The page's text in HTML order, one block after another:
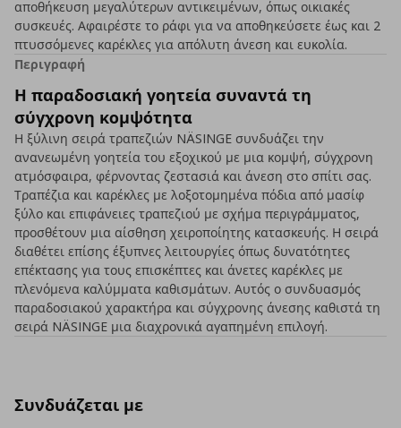
αποθήκευση μεγαλύτερων αντικειμένων, όπως οικιακές
συσκευές. Αφαιρέστε το ράφι για να αποθηκεύσετε έως και 2
πτυσσόμενες καρέκλες για απόλυτη άνεση και ευκολία.
Περιγραφή
Η παραδοσιακή γοητεία συναντά τη
σύγχρονη κομψότητα
Η ξύλινη σειρά τραπεζιών NÄSINGE συνδυάζει την
ανανεωμένη γοητεία του εξοχικού με μια κομψή, σύγχρονη
ατμόσφαιρα, φέρνοντας ζεστασιά και άνεση στο σπίτι σας.
Τραπέζια και καρέκλες με λοξοτομημένα πόδια από μασίφ
ξύλο και επιφάνειες τραπεζιού με σχήμα περιγράμματος,
προσθέτουν μια αίσθηση χειροποίητης κατασκευής. Η σειρά
διαθέτει επίσης έξυπνες λειτουργίες όπως δυνατότητες
επέκτασης για τους επισκέπτες και άνετες καρέκλες με
πλενόμενα καλύμματα καθισμάτων. Αυτός ο συνδυασμός
παραδοσιακού χαρακτήρα και σύγχρονης άνεσης καθιστά τη
σειρά NÄSINGE μια διαχρονικά αγαπημένη επιλογή.
Συνδυάζεται με